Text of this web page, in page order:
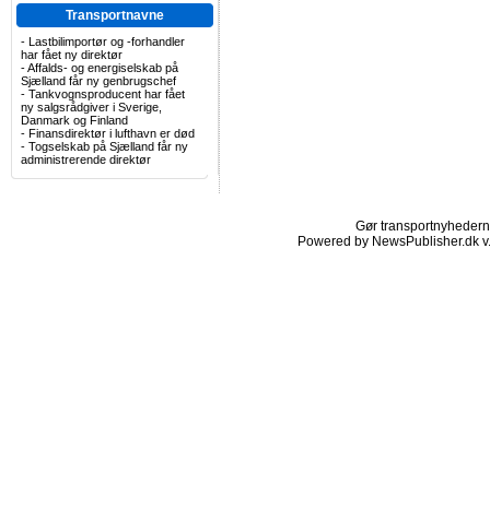
Transportnavne
- Lastbilimportør og -forhandler
har fået ny direktør
-Affalds- og energiselskab på
Sjælland får ny genbrugschef
- Tankvognsproducent har fået
ny salgsrådgiver i Sverige,
Danmark og Finland
- Finansdirektør i lufthavn er død
- Togselskab på Sjælland får ny
administrerende direktør
Gør
Powered by NewsPublisher.dk